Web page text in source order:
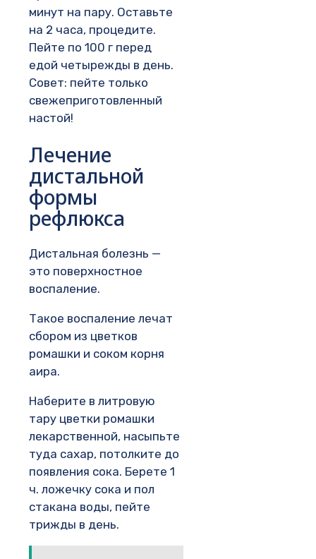
минут на пару. Оставьте
на 2 часа, процедите.
Пейте по 100 г перед
едой четырежды в день.
Совет: пейте только
свежеприготовленный
настой!
Лечение
дистальной
формы
рефлюкса
Дистальная болезнь —
это поверхностное
воспаление.
Такое воспаление лечат
сбором из цветков
ромашки и соком корня
аира.
Наберите в литровую
тару цветки ромашки
лекарственной, насыпьте
туда сахар, потолките до
появления сока. Берете 1
ч. ложечку сока и пол
стакана воды, пейте
трижды в день.